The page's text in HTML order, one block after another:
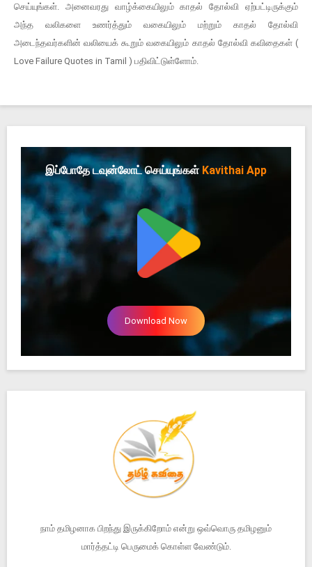
செய்யுங்கள். அனைவரது வாழ்க்கையிலும் காதல் தோல்வி ஏற்பட்டிருக்கும்
அந்த வலிகளை உணர்த்தும் வகையிலும் மற்றும் காதல் தோல்வி
அடைந்தவர்களின் வலியைக் கூறும் வகையிலும் காதல் தோல்வி கவிதைகள் (
Love Failure Quotes in Tamil ) பதிவிட்டுள்ளோம்.
இப்போதே டவுன்லோட் செய்யுங்கள் Kavithai App
Download Now
நாம் தமிழனாக பிறந்து இருக்கிறோம் என்று ஒவ்வொரு தமிழனும்
மார்த்தட்டி பெருமைக் கொள்ள வேண்டும்.